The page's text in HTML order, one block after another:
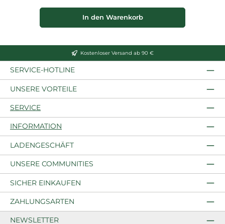
In den Warenkorb
Kostenloser Versand ab 90 €
SERVICE-HOTLINE
UNSERE VORTEILE
SERVICE
INFORMATION
LADENGESCHÄFT
UNSERE COMMUNITIES
SICHER EINKAUFEN
ZAHLUNGSARTEN
NEWSLETTER